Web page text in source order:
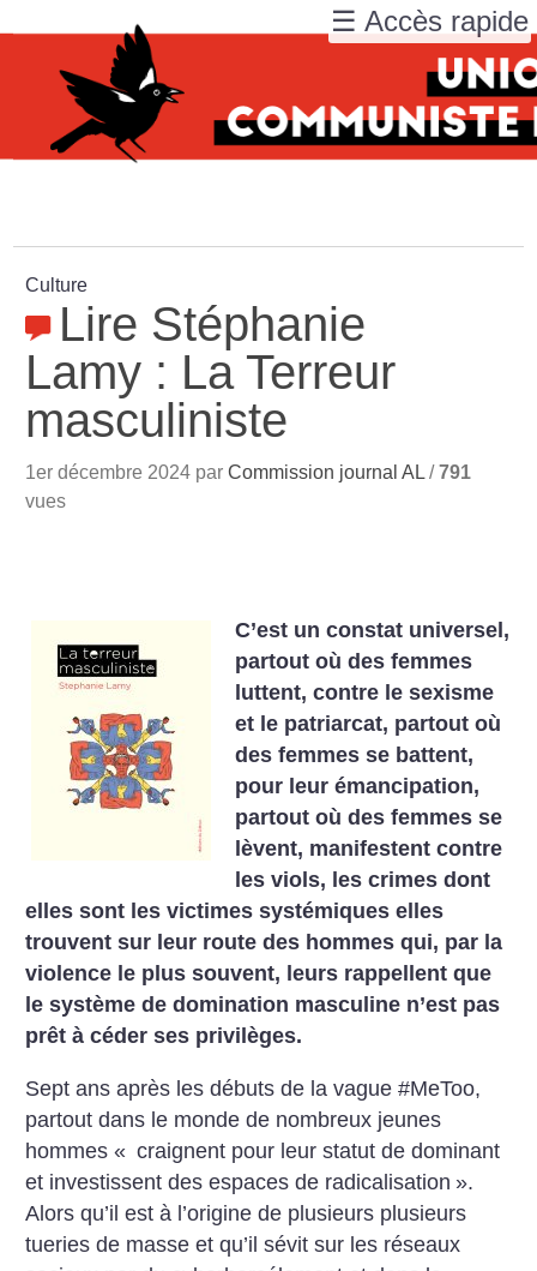
Culture
Lire Stéphanie
Lamy : La Terreur
masculiniste
1er décembre 2024 parCommission journal AL /791
vues
C’est un constat universel,
partout où des femmes
luttent, contre le sexisme
et le patriarcat, partout où
des femmes se battent,
pour leur émancipation,
partout où des femmes se
lèvent, manifestent contre
les viols, les crimes dont
elles sont les victimes systémiques elles
trouvent sur leur route des hommes qui, par la
violence le plus souvent, leurs rappellent que
le système de domination masculine n’est pas
prêt à céder ses privilèges.
Sept ans après les débuts de la vague #MeToo,
partout dans le monde de nombreux jeunes
hommes « craignent pour leur statut de dominant
et investissent des espaces de radicalisation ».
Alors qu’il est à l’origine de plusieurs plusieurs
tueries de masse et qu’il sévit sur les réseaux
☰ Accès rapide